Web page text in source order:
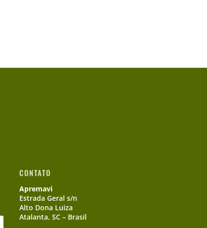
CONTATO
Apremavi
Estrada Geral s/n
Alto Dona Luiza
Atalanta, SC – Brasil